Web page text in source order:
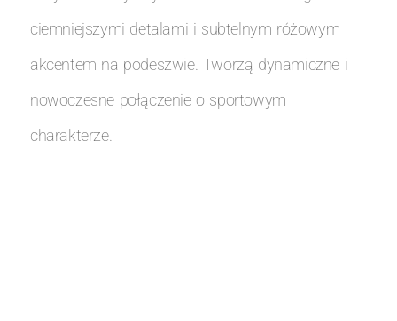
ciemniejszymi detalami i subtelnym różowym
akcentem na podeszwie. Tworzą dynamiczne i
nowoczesne połączenie o sportowym
charakterze.